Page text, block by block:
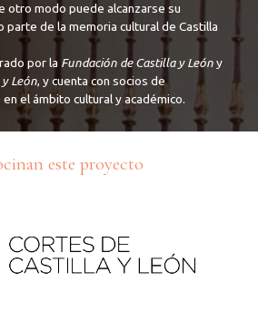
otro modo puede alcanzarse su
parte de la memoria cultural de Castilla
por la Fundación de Castilla y Leóny
León, y cuenta con socios de
el ámbito cultural y académico.
este proyecto